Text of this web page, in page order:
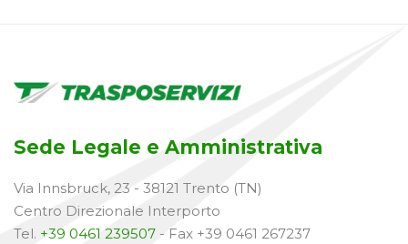
Sede Legale e Amministrativa
Via Innsbruck, 23 - 38121 Trento (TN)
Centro Direzionale Interporto
Tel. +39 0461 239507 - Fax +39 0461 267237